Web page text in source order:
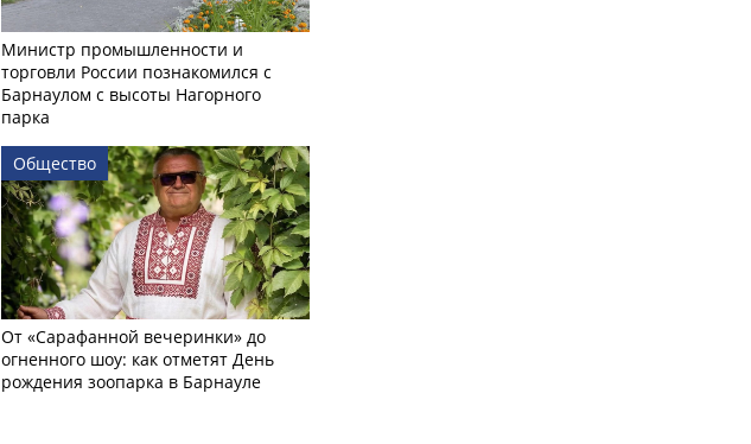
Министр промышленности и
торговли России познакомился с
Барнаулом с высоты Нагорного
парка
Общество
От «Сарафанной вечеринки» до
огненного шоу: как отметят День
рождения зоопарка в Барнауле